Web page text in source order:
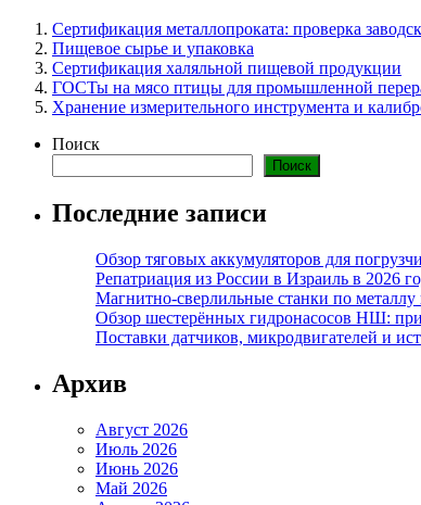
Сертификация металлопроката: проверка
Пищевое сырье и упаковка
Сертификация халяльной пищевой продукции
ГОСТы на мясо птицы для промышленной
Хранение измерительного инструмента и
Поиск
Поиск
Последние записи
Обзор тяговых аккумуляторов для
Репатриация из России в Израиль в 2026
Магнитно-сверлильные станки по
Обзор шестерённых гидронасосов НШ:
Поставки датчиков, микродвигателей и
Архив
Август 2026
Июль 2026
Июнь 2026
Май 2026